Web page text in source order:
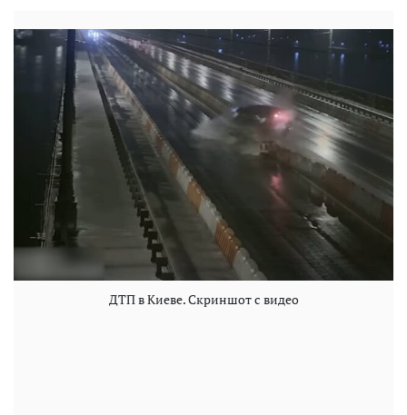
ДТП в Киеве. Скриншот с видео